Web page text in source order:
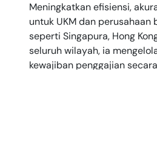
Meningkatkan efisiensi,
untuk UKM dan perusahaan
seperti Singapura, Hong
seluruh wilayah, ia
kewajiban penggajian